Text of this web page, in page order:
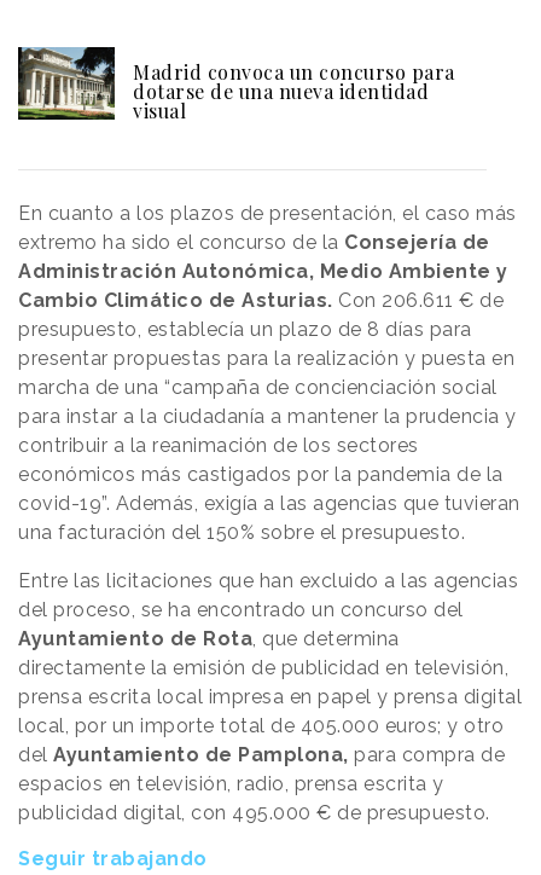
Madrid convoca un concurso para
dotarse de una nueva identidad
visual
En cuanto a los plazos de presentación, el caso más
extremo ha sido el concurso de la Consejería de
Administración Autonómica, Medio Ambiente y
Cambio Climático de Asturias. Con 206.611 € de
presupuesto, establecía un plazo de 8 días para
presentar propuestas para la realización y puesta en
marcha de una “campaña de concienciación social
para instar a la ciudadanía a mantener la prudencia y
contribuir a la reanimación de los sectores
económicos más castigados por la pandemia de la
covid-19”. Además, exigía a las agencias que tuvieran
una facturación del 150% sobre el presupuesto.
Entre las licitaciones que han excluido a las agencias
del proceso, se ha encontrado un concurso del
Ayuntamiento de Rota , que determina
directamente la emisión de publicidad en televisión,
prensa escrita local impresa en papel y prensa digital
local, por un importe total de 405.000 euros; y otro
del Ayuntamiento de Pamplona, para compra de
espacios en televisión, radio, prensa escrita y
publicidad digital, con 495.000 € de presupuesto.
Seguir trabajando